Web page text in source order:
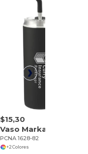
$15,30
PCNA 1628-82
+2 Colores